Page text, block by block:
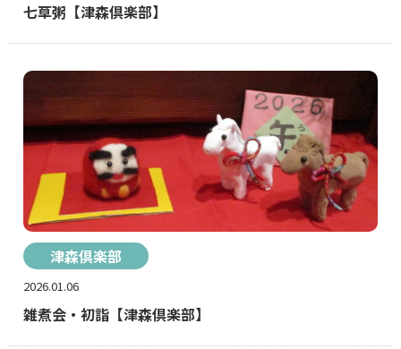
七草粥【津森倶楽部】
津森倶楽部
2026.01.06
雑煮会・初詣【津森倶楽部】